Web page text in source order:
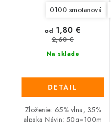
0100 smotanová
Na sklade
od 1,80 €
2,60 €
DETAIL
Zloženie: 65% vlna, 35%
alpaka Návin: 50g=100m